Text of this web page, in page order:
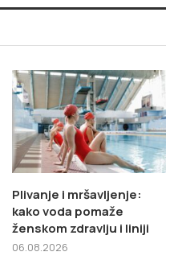
Plivanje i mršavljenje:
kako voda pomaže
ženskom zdravlju i liniji
06.08.2026